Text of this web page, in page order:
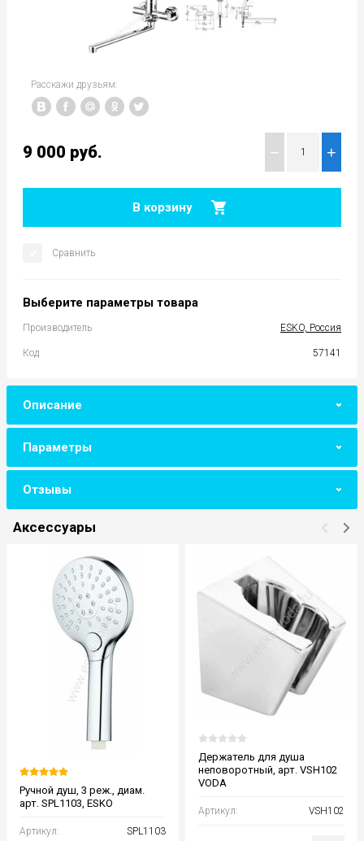
Расскажи друзьям:
9 000 руб. − +
В корзину
Сравнить
Выберите параметры товара
Производитель ESKO, Россия
Код 57141
Описание
Параметры
Отзывы
Аксессуары
Ручной душ, 3 реж., диам.
арт. SPL1103, ESKO
Артикул: SPL1103
Держатель для душа
неповоротный, арт. VSH102
VODA
Артикул: VSH102